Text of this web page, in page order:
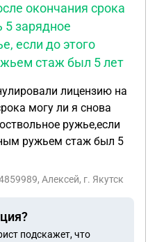
окончания срока
5 зарядное
если до этого
стаж был 5 лет
лицензию на
могу ли я снова
ружье,если
ружьем стаж был 5
Алексей, г. Якутск
подскажет, что